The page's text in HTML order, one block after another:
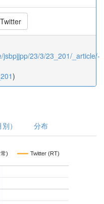
Twitter
jsbpjjpp/23/3/23_201/_article/-
)
） 分布
) Twitter (RT)